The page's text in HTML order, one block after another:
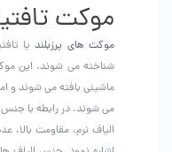
موکت
موکت های پرزبلندیا
شناخته می شوند. این
ماشینی بافته می شوند و
می شوند‌. در رابطه با
الیاف نرم، مقاومت بالا،